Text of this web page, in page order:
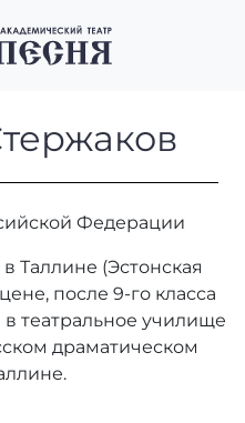
Федерации
Таллине (Эстонская
после 9-го класса
театральное училище
драматическом